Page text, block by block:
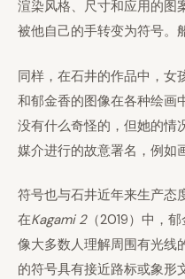
渲染风格、尺寸和应用的图
被他自己的手转变为符号。
同样，在石井的作品中，女
和郁金香的图像在各种绘画
没有什么奇怪的，但她的情
媒介进行的故意署名，例如
符号也与石井近年来生产态
在Kagami 2（2019）中，
像大多数人理解周围有光线
的符号具有接近路标或象形